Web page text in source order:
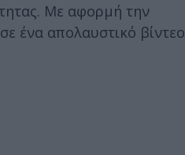
Με αφορμή την
ένα απολαυστικό βίντεο